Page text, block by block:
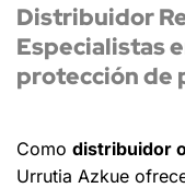
Distribuidor
Especialistas
protección de
Como distribuidor
Urrutia Azkue